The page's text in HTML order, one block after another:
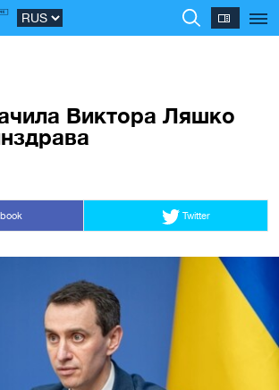
Виктора Ляшко
Twitter